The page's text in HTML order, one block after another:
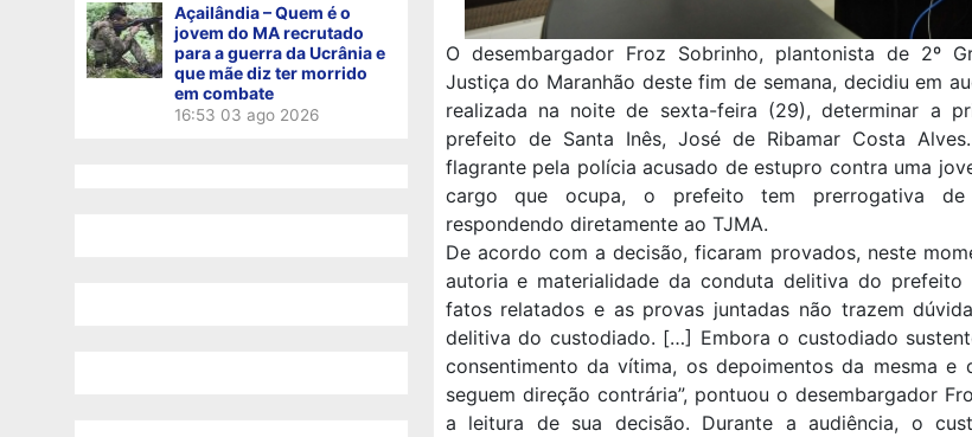
Açailândia – Quem é o
jovem do MA recrutado
para a guerra da Ucrânia e
que mãe diz ter morrido
em combate
16:53 03 ago 2026
O desembargador Froz Sobrinho, plantonista de 2º
Justiça do Maranhão deste fim de semana, decidiu em
realizada na noite de sexta-feira (29), determinar a
prefeito de Santa Inês, José de Ribamar Costa
flagrante pela polícia acusado de estupro contra uma
cargo que ocupa, o prefeito tem prerrogativa de
respondendo diretamente ao TJMA.
De acordo com a decisão, ficaram provados, neste
autoria e materialidade da conduta delitiva do prefeito
fatos relatados e as provas juntadas não trazem
delitiva do custodiado. […] Embora o custodiado
consentimento da vítima, os depoimentos da mesma e
seguem direção contrária”, pontuou o desembargador
a leitura de sua decisão. Durante a audiência, o